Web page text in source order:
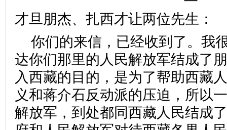
才旦朋杰、扎西才让两位先生：
你们的来信，已经收到了。我
达你们那里的人民解放军结成了
入西藏的目的，是为了帮助西藏
义和蒋介石反动派的压迫，所以
解放军，到处都同西藏人民结成